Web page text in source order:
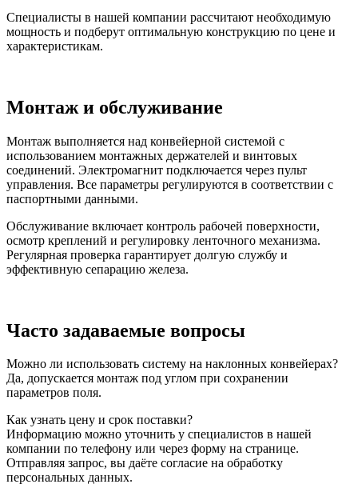
Специалисты в нашей компании рассчитают необходимую
мощность и подберут оптимальную конструкцию по цене и
характеристикам.
Монтаж и обслуживание
Монтаж выполняется над конвейерной системой с
использованием монтажных держателей и винтовых
соединений. Электромагнит подключается через пульт
управления. Все параметры регулируются в соответствии с
паспортными данными.
Обслуживание включает контроль рабочей поверхности,
осмотр креплений и регулировку ленточного механизма.
Регулярная проверка гарантирует долгую службу и
эффективную сепарацию железа.
Часто задаваемые вопросы
Можно ли использовать систему на наклонных конвейерах?
Да, допускается монтаж под углом при сохранении
параметров поля.
Как узнать цену и срок поставки?
Информацию можно уточнить у специалистов в нашей
компании по телефону или через форму на странице.
Отправляя запрос, вы даёте согласие на обработку
персональных данных.